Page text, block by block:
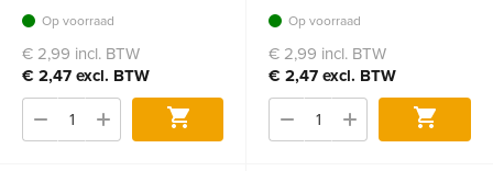
Op voorraad
€ 2,99 incl. BTW
€ 2,47 excl. BTW
Bestel
Op voorraad
€ 2,99 incl. BTW
€ 2,47 excl. BTW
Bestel